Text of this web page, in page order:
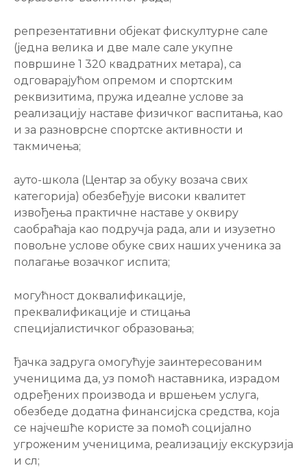
репрезентативни објекат фискултурне сале
(једна велика и две мале сале укупне
површине 1 320 квадратних метара), са
одговарајућом опремом и спортским
реквизитима, пружа идеалне услове за
реализацију наставе физичког васпитања, као
и за разноврсне спортске активности и
такмичења;
ауто-школа (Центар за обуку возача свих
категорија) обезбеђује високи квалитет
извођења практичне наставе у оквиру
саобраћаја као подручја рада, али и изузетно
повољне услове обуке свих наших ученика за
полагање возачког испита;
могућност доквалификације,
преквалификације и стицања
специјалистичког образовања;
ђачка задруга омогућује заинтересованим
ученицима да, уз помоћ наставника, израдом
одређених производа и вршењем услуга,
обезбеде додатна финансијска средства, која
се најчешће користе за помоћ социјално
угроженим ученицима, реализацију екскурзија
и сл;